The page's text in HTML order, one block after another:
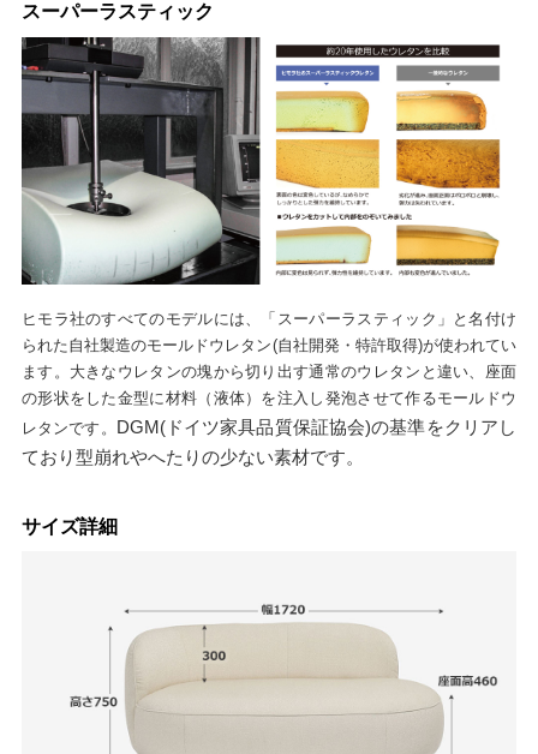
スーパーラスティック
ヒモラ社のすべてのモデルには、「スーパーラスティック」と名付け
られた自社製造のモールドウレタン(自社開発・特許取得)が使われてい
ます。大きなウレタンの塊から切り出す通常のウレタンと違い、座面
の形状をした金型に材料（液体）を注入し発泡させて作るモールドウ
レタンです。 DGM(ドイツ家具品質保証協会)の基準をクリアし
ており型崩れやへたりの少ない素材です。
サイズ詳細